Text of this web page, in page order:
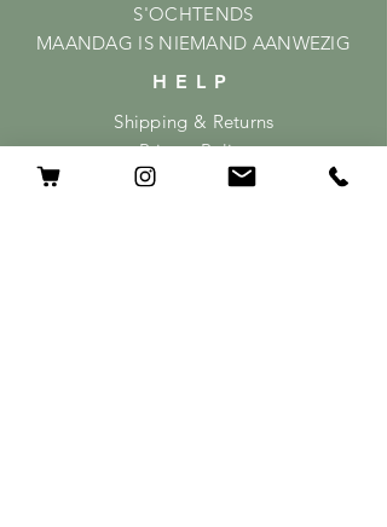
S'OCHTENDS
MAANDAG IS NIEMAND AANWEZIG
HELP
Shipping & Returns
Privacy Policy